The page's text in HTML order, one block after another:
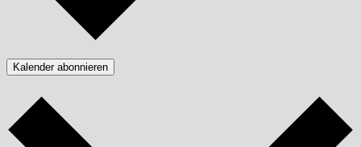
Kalender abonnieren